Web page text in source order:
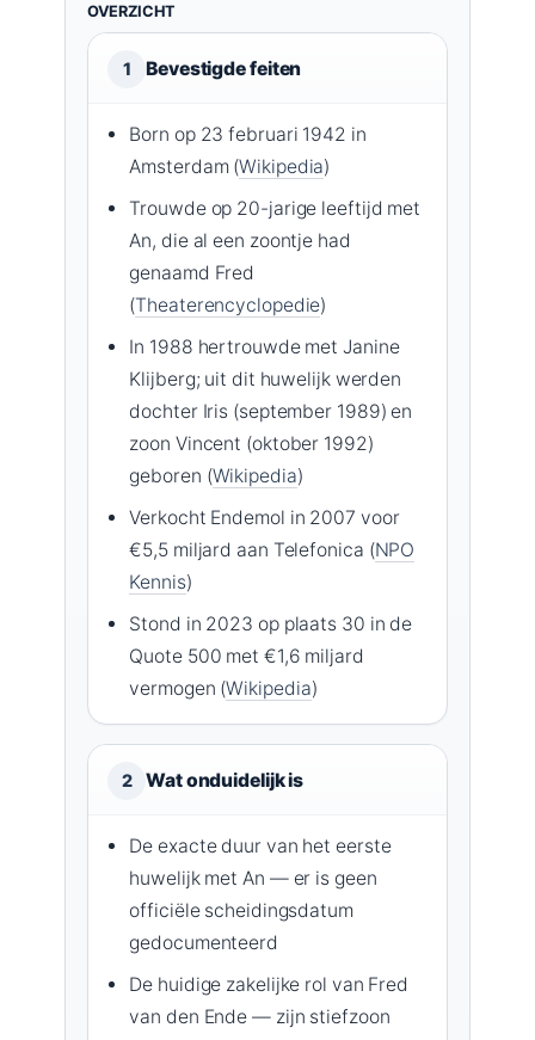
OVERZICHT
1 Bevestigde feiten
Born op 23 februari 1942 in
Amsterdam (Wikipedia)
Trouwde op 20-jarige leeftijd met
An, die al een zoontje had
genaamd Fred
(Theaterencyclopedie)
In 1988 hertrouwde met Janine
Klijberg; uit dit huwelijk werden
dochter Iris (september 1989) en
zoon Vincent (oktober 1992)
geboren (Wikipedia)
Verkocht Endemol in 2007 voor
€5,5 miljard aan Telefonica (NPO
Kennis)
Stond in 2023 op plaats 30 in de
Quote 500 met €1,6 miljard
vermogen (Wikipedia)
2 Wat onduidelijk is
De exacte duur van het eerste
huwelijk met An — er is geen
officiële scheidingsdatum
gedocumenteerd
De huidige zakelijke rol van Fred
van den Ende — zijn stiefzoon